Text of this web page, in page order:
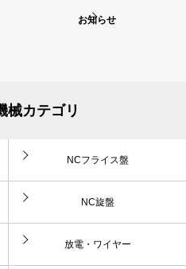
お知らせ
械カテゴリ
NCフライス盤
NC旋盤
放電・ワイヤー